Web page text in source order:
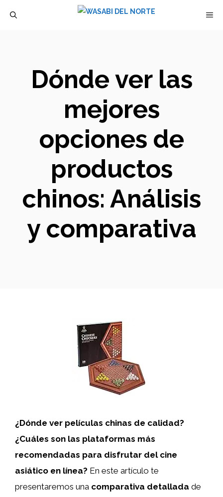
Dónde ver las
mejores
opciones de
productos
chinos: Análisis
y comparativa
¿Dónde ver películas chinas de calidad?
¿Cuáles son las plataformas más
recomendadas para disfrutar del cine
asiático en línea? En este artículo te
presentaremos una comparativa detallada de